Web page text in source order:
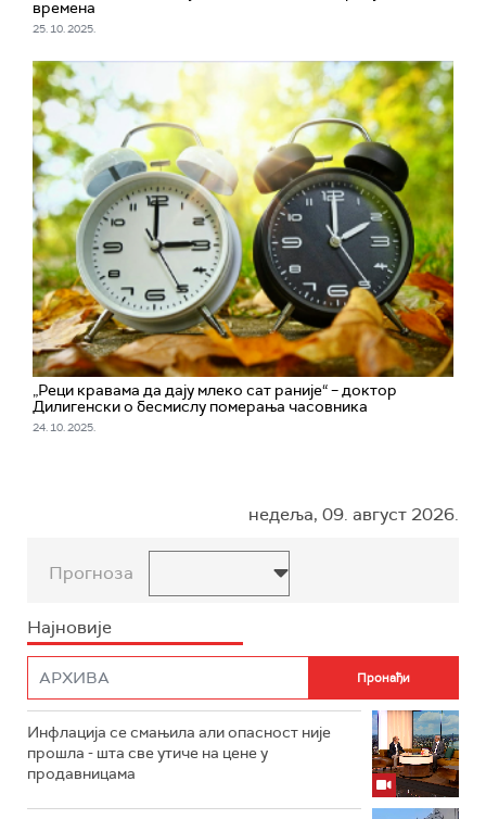
времена
25. 10. 2025.
„Реци кравама да дају млеко сат раније“ – доктор
Дилигенски о бесмислу померања часовника
24. 10. 2025.
недеља, 09. август 2026.
Прогноза
Најновије
Инфлација се смањила али опасност није
прошла - шта све утиче на цене у
продавницама